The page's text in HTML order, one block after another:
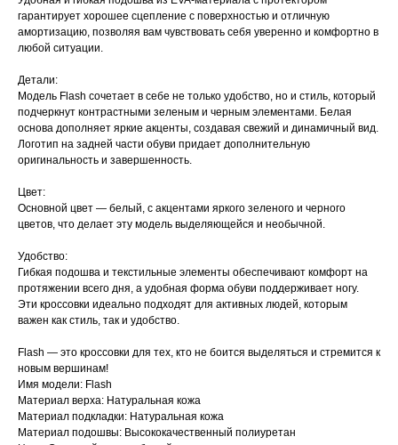
гарантирует хорошее сцепление с поверхностью и отличную
амортизацию, позволяя вам чувствовать себя уверенно и комфортно в
любой ситуации.
Детали:
Модель Flash сочетает в себе не только удобство, но и стиль, который
подчеркнут контрастными зеленым и черным элементами. Белая
основа дополняет яркие акценты, создавая свежий и динамичный вид.
Логотип на задней части обуви придает дополнительную
оригинальность и завершенность.
Цвет:
Основной цвет — белый, с акцентами яркого зеленого и черного
цветов, что делает эту модель выделяющейся и необычной.
Удобство:
Гибкая подошва и текстильные элементы обеспечивают комфорт на
протяжении всего дня, а удобная форма обуви поддерживает ногу.
Эти кроссовки идеально подходят для активных людей, которым
важен как стиль, так и удобство.
Flash — это кроссовки для тех, кто не боится выделяться и стремится к
новым вершинам!
Имя модели: Flash
Материал верха: Натуральная кожа
Материал подкладки: Натуральная кожа
Материал подошвы: Высококачественный полиуретан